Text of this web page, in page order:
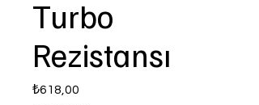
Turbo
Rezistansı
₺618,00